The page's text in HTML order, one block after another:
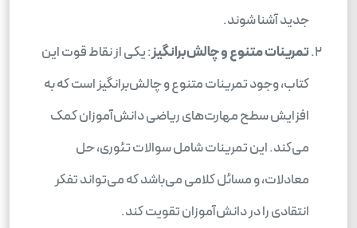
جدید آشنا شوند.
تمرینات متنوع و چالش‌برانگیز: یکی از نقاط قوت این
کتاب، وجود تمرینات متنوع و چالش‌برانگیز است که به
افزایش سطح مهارت‌های ریاضی دانش‌آموزان کمک
می‌کند. این تمرینات شامل سوالات تئوری، حل
معادلات، و مسائل کلامی می‌باشد که می‌تواند تفکر
انتقادی را در دانش‌آموزان تقویت کند.